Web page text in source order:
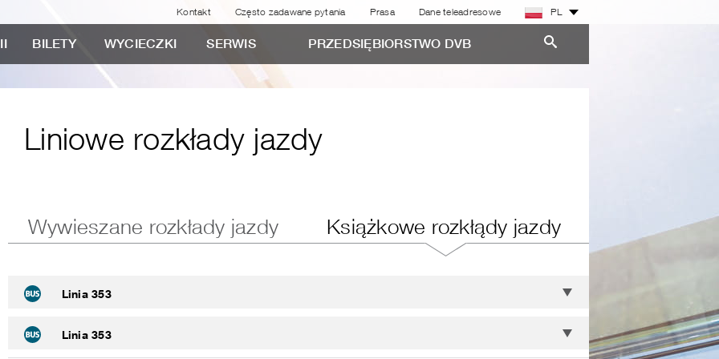
Kontakt Często zadawane pytania Prasa Dane teleadresowe PL
BILETY WYCIECZKI SERWIS PRZEDSIĘBIORSTWO DVB
Liniowe rozkłady jazdy
Wywieszane rozkłady jazdy Książkowe rozkłądy jazdy
Linia 353
Linia 353